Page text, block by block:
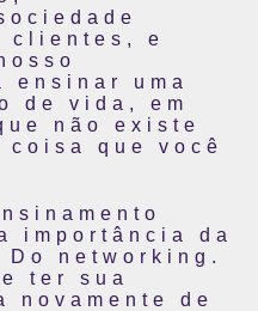
clientes, e
ensinar uma
de vida, em
não existe
que você
importância da
networking.
ter sua
novamente de